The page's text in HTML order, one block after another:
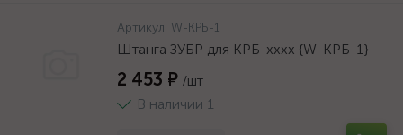
Артикул: W-КРБ-1
Штанга ЗУБР для КРБ-хххх {W-КРБ-1}
2 453 ₽ /шт
В наличии 1